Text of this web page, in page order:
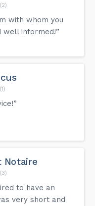
(2)
with whom you
well informed!”
(1)
Notaire
(3)
to have an
very short and